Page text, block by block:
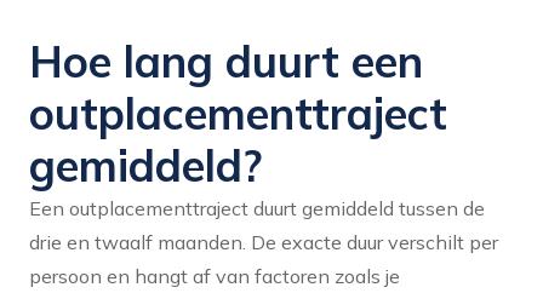
Hoe lang duurt een
outplacementtraject
gemiddeld?
Een outplacementtraject duurt gemiddeld tussen de
drie en twaalf maanden. De exacte duur verschilt per
persoon en hangt af van factoren zoals je